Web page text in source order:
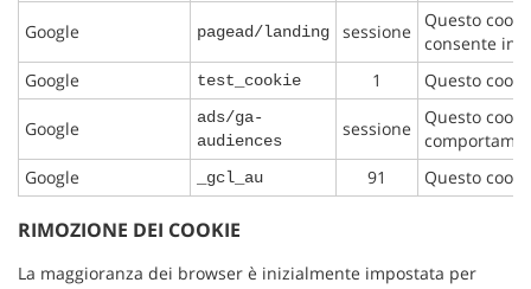
Google pagead/landing sessione
Questo
consente
Google
test_cookie 1 Questo
Google
ads/ga-
audiences
sessione
Questo
Google
_gcl_au 91 Questo
RIMOZIONE DEI COOKIE
La maggioranza dei browser è inizialmente impostata per